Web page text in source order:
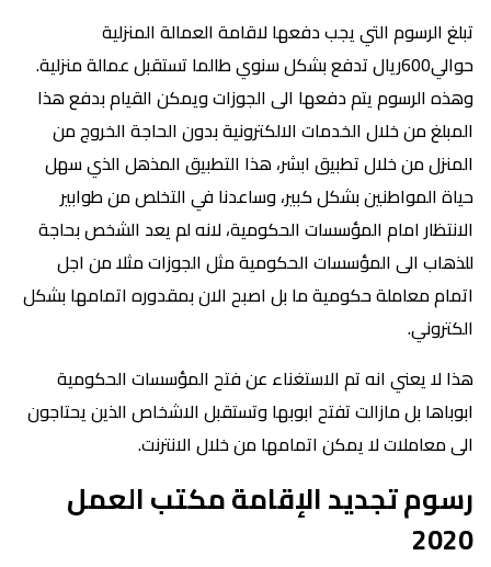
تبلغ الرسوم التي يجب دفعها لاقامة العمالة المنزلية
حوالي600ريال تدفع بشكل سنوي طالما تستقبل عمالة منزلية.
وهذه الرسوم يتم دفعها الى الجوزات ويمكن القيام بدفع هذا
المبلغ من خلال الخدمات الالكترونية بدون الحاجة الخروج من
المنزل من خلال تطبيق ابشر، هذا التطبيق المذهل الذي سهل
حياة المواطنين بشكل كبير، وساعدنا في التخلص من طوابير
الانتظار امام المؤسسات الحكومية، لانه لم يعد الشخص بحاجة
للذهاب الى المؤسسات الحكومية مثل الجوزات مثلا من اجل
اتمام معاملة حكومية ما بل اصبح الان بمقدوره اتمامها بشكل
الكتروني.
هذا لا يعني انه تم الاستغناء عن فتح المؤسسات الحكومية
ابوباها بل مازالت تفتح ابوبها وتستقبل الاشخاص الذين يحتاجون
الى معاملات لا يمكن اتمامها من خلال الانترنت.
رسوم تجديد الإقامة مكتب العمل
2020